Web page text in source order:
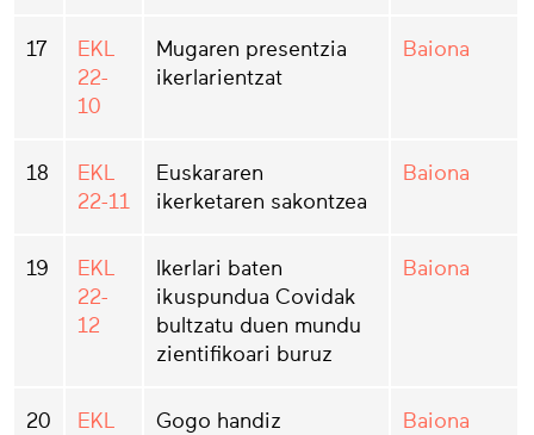
17
EKL
22-
10
Mugaren presentzia
ikerlarientzat
Baiona
18
EKL
22-11
Euskararen
ikerketaren sakontzea
Baiona
19
EKL
22-
12
Ikerlari baten
ikuspundua Covidak
bultzatu duen mundu
zientifikoari buruz
Baiona
20
EKL
Gogo handiz
Baiona